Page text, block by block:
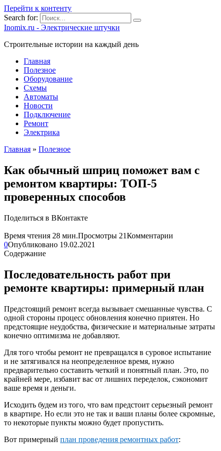
Перейти к контенту
Search for:
Inomix.ru - Электрические штучки
Cтроительные истории на каждый день
Главная
Полезное
Оборудование
Схемы
Автоматы
Новости
Подключение
Ремонт
Электрика
Главная » Полезное
Как обычный шприц поможет вам с
ремонтом квартиры: ТОП-5
проверенных способов
Поделиться в ВКонтакте
Время чтения 28 мин.Просмотры 21Комментарии
0Опубликовано 19.02.2021
Содержание
Последовательность работ при
ремонте квартиры: примерный план
Предстоящий ремонт всегда вызывает смешанные чувства. С
одной стороны процесс обновления конечно приятен. Но
предстоящие неудобства, физические и материальные затраты
конечно оптимизма не добавляют.
Для того чтобы ремонт не превращался в суровое испытание
и не затягивался на неопределенное время, нужно
предварительно составить четкий и понятный план. Это, по
крайней мере, избавит вас от лишних переделок, сэкономит
ваше время и деньги.
Исходить будем из того, что вам предстоит серьезный ремонт
в квартире. Но если это не так и ваши планы более скромные,
то некоторые пункты можно будет пропустить.
Вот примерный план проведения ремонтных работ: